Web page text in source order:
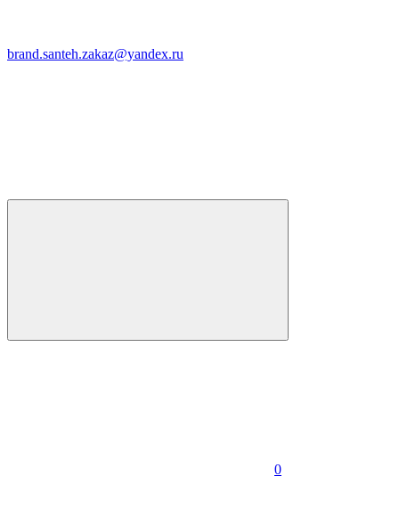
brand.santeh.zakaz@yandex.ru
0